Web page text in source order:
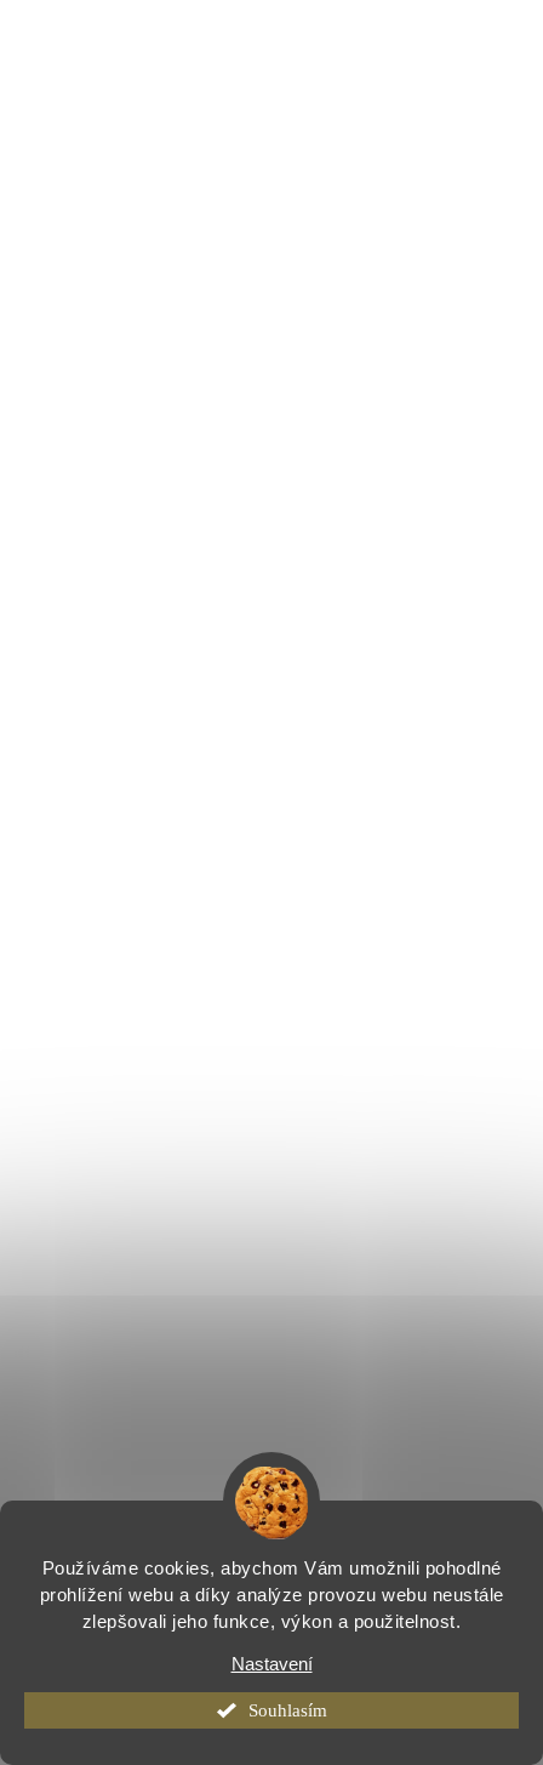
Používáme cookies, abychom Vám umožnili pohodlné
prohlížení webu a díky analýze provozu webu neustále
zlepšovali jeho funkce, výkon a použitelnost.
Nastavení
Souhlasím